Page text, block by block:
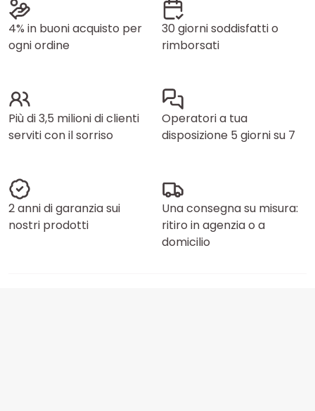
4% in buoni acquisto per
ogni ordine
30 giorni soddisfatti o
rimborsati
Più di 3,5 milioni di clienti
serviti con il sorriso
Operatori a tua
disposizione 5 giorni su 7
2 anni di garanzia sui
nostri prodotti
Una consegna su misura:
ritiro in agenzia o a
domicilio